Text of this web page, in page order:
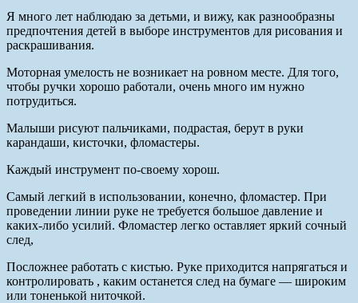
Я много лет наблюдаю за детьми, и вижу, как разнообразны
предпочтения детей в выборе инструментов для рисования и
раскрашивания.
Моторная умелость не возникает на ровном месте. Для того,
чтобы ручки хорошо работали, очень много им нужно
потрудиться.
Малыши рисуют пальчиками, подрастая, берут в руки
карандаши, кисточки, фломастеры.
Каждый инструмент по-своему хорош.
Самый легкий в использовании, конечно, фломастер. При
проведении линии руке не требуется большое давление и
каких-либо усилий. Фломастер легко оставляет яркий сочный
след,
Посложнее работать с кистью. Руке приходится напрягаться и
контролировать , каким останется след на бумаге — широким
или тоненькой ниточкой.